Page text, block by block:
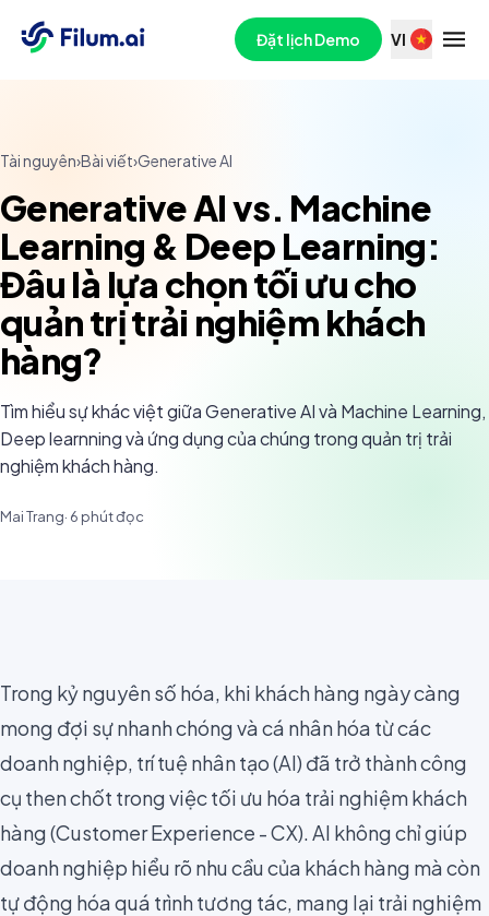
Đặt lịch Demo VI
Tài nguyên›Bài viết›Generative AI
Generative AI vs. Machine
Learning & Deep Learning:
Đâu là lựa chọn tối ưu cho
quản trị trải nghiệm khách
hàng?
Tìm hiểu sự khác việt giữa Generative AI và Machine Learning,
Deep learnning và ứng dụng của chúng trong quản trị trải
nghiệm khách hàng.
Mai Trang· 6 phút đọc
Trong kỷ nguyên số hóa, khi khách hàng ngày càng
mong đợi sự nhanh chóng và cá nhân hóa từ các
doanh nghiệp, trí tuệ nhân tạo (AI) đã trở thành công
cụ then chốt trong việc tối ưu hóa trải nghiệm khách
hàng (Customer Experience - CX). AI không chỉ giúp
doanh nghiệp hiểu rõ nhu cầu của khách hàng mà còn
tự động hóa quá trình tương tác, mang lại trải nghiệm